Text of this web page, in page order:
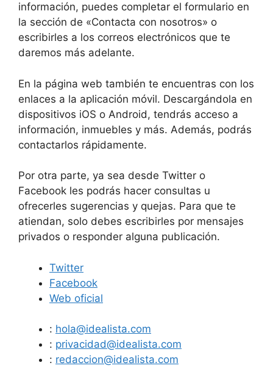
información, puedes completar el formulario en
la sección de «Contacta con nosotros» o
escribirles a los correos electrónicos que te
daremos más adelante.
En la página web también te encuentras con los
enlaces a la aplicación móvil. Descargándola en
dispositivos iOS o Android, tendrás acceso a
información, inmuebles y más. Además, podrás
contactarlos rápidamente.
Por otra parte, ya sea desde Twitter o
Facebook les podrás hacer consultas u
ofrecerles sugerencias y quejas. Para que te
atiendan, solo debes escribirles por mensajes
privados o responder alguna publicación.
Twitter
Facebook
Web oficial
: hola@idealista.com
: privacidad@idealista.com
: redaccion@idealista.com